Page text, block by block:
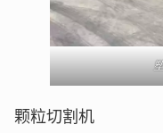
颗粒切割机